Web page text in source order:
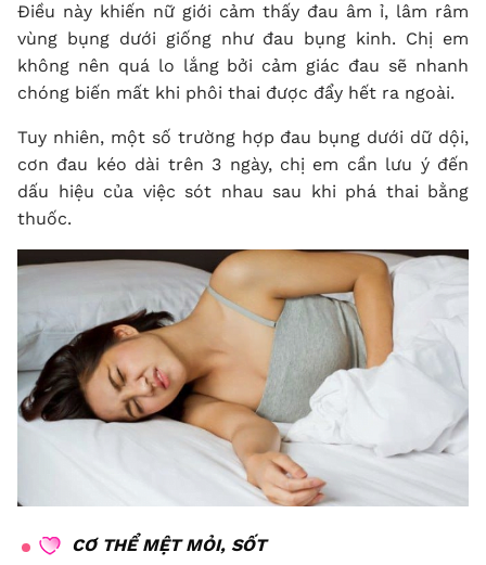
Điều này khiến nữ giới cảm thấy đau âm ỉ, lâm râm
vùng bụng dưới giống như đau bụng kinh. Chị em
không nên quá lo lắng bởi cảm giác đau sẽ nhanh
chóng biến mất khi phôi thai được đẩy hết ra ngoài.
Tuy nhiên, một số trường hợp đau bụng dưới dữ dội,
cơn đau kéo dài trên 3 ngày, chị em cần lưu ý đến
dấu hiệu của việc sót nhau sau khi phá thai bằng
thuốc.
CƠ THỂ MỆT MỎI, SỐT